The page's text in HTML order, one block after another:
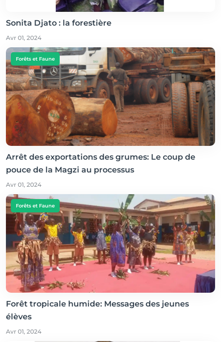
Sonita Djato : la forestière
Avr 01, 2024
Forêts et Faune
Arrêt des exportations des grumes: Le coup de
pouce de la Magzi au processus
Avr 01, 2024
Forêts et Faune
Forêt tropicale humide: Messages des jeunes
élèves
Avr 01, 2024